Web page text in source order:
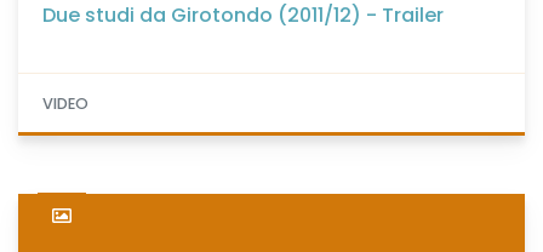
Due studi da Girotondo (2011/12) - Trailer
VIDEO